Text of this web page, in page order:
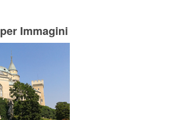
Immagini